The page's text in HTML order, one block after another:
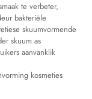
te verbeter,
bakteriële
skuumvormende
skuum as
aanvanklik
kosmeties